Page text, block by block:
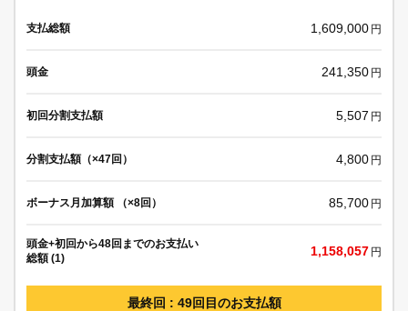
支払総額 1,609,000 円
頭金 241,350 円
初回分割支払額 5,507 円
分割支払額（×47回） 4,800 円
ボーナス月加算額 （×8回） 85,700 円
頭金+初回から48回までのお支払い
総額 (1)
1,158,057 円
最終回 : 49回目のお支払額